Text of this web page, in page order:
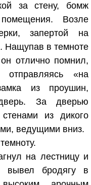
за стену, бомж
Возле
запертой на
Нащупав в темноте
отлично помнил,
«на
из проушин,
За дверью
из дикого
ведущими вниз.
на лестницу и
вывел бродягу в